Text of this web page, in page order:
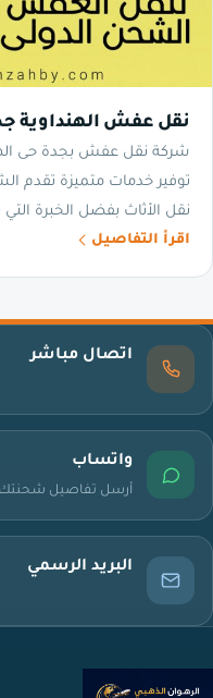
نقل عفش الهنداوية
شركة نقل عفش بجدة حى
توفير خدمات متميزة تقدم
نقل الأثاث بفضل الخبرة التي
اقرأ التفاصيل
اتصال مباشر
واتساب
أرسل تفاصيل
البريد الرسمي